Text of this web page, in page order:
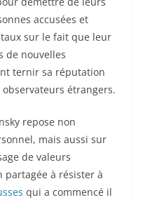
accusées et
sur le fait que leur
de nouvelles
ternir sa réputation
étrangers.
repose non
mais aussi sur
de valeurs
à résister à
qui a commencé il